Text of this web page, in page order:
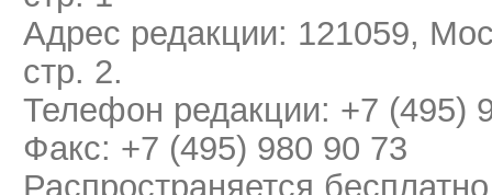
Адрес редакции: 121059,
стр. 2.
Телефон редакции: +7 (495)
Факс: +7 (495) 980 90 73
Распространяется бесплатно